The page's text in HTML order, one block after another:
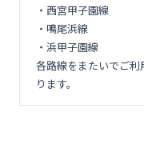
・西宮甲子園線 ・
・鳴尾浜線 ・尼
・浜甲子園線
各路線をまたいでご
ります。